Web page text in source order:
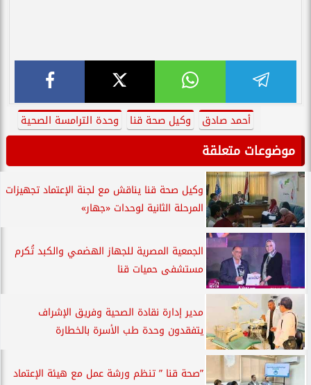
أحمد صادق وكيل صحة قنا وحدة الترامسة الصحية
موضوعات متعلقة
وكيل صحة قنا يناقش مع لجنة الإعتماد تجهيزات
المرحلة الثانية لوحدات «جهار»
الجمعية المصرية للجهاز الهضمي والكبد تُكرم
مستشفى حميات قنا
مدير إدارة نقادة الصحية وفريق الإشراف
يتفقدون وحدة طب الأسرة بالخطارة
”صحة قنا ” تنظم ورشة عمل مع هيئة الإعتماد